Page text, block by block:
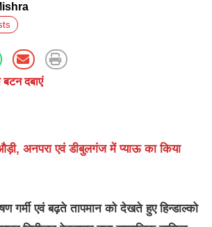
दबाएं
अनपरा एवं डीबुलगंज में प्याऊ का किया
गर्मी एवं बढ़ते तापमान को देखते हुए हिन्डाल्को